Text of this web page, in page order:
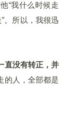
“我什么时候走
。所以，我很迅
直没有转正，并
的人，全部都是